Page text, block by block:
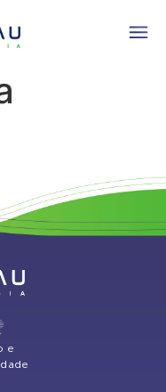
Geral
e